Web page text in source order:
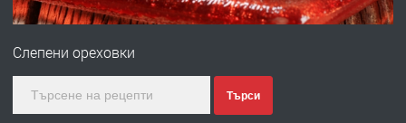
ПРЕДЛАГА Имот в Северна Гърция, до Кавала
Слепени ореховки
Търси